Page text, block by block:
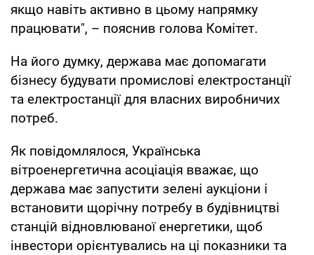
якщо навіть активно в цьому напрямку
працювати", – пояснив голова Комітет.
На його думку, держава має допомагати
бізнесу будувати промислові електростанції
та електростанції для власних виробничих
потреб.
Як повідомлялося, Українська
вітроенергетична асоціація вважає, що
держава має запустити зелені аукціони і
встановити щорічну потребу в будівництві
станцій відновлюваної енергетики, щоб
інвестори орієнтувались на ці показники та